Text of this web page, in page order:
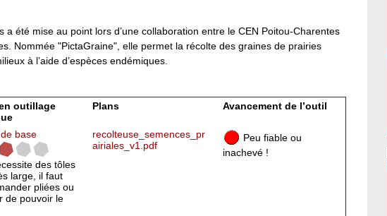
été mise au point lors d’une collaboration entre le CEN Poitou-Charentes
Nommée "PictaGraine", elle permet la récolte des graines de prairies
à l’aide d’espèces endémiques.
outillage
Plans Avancement de l’outil
base
des tôles
large, il faut
pliées ou
de pouvoir le
recolteuse_semences_pr
airiales_v1.pdf
Peu fiable ou
inachevé !